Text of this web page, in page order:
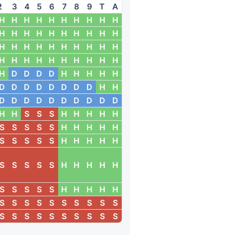
3 4 5 6 7 8 9 T
A
H H H H H H H H H
H
H H H H H H H H H
H
H H H H H H H H H
H
H H H H H H H H H
H
H D D D D H H H H
H
D D D D D D D D H
H
D D D D D D D D D
D
H H S S S H H H H
H
S S S S S H H H H
H
S S S S S H H H H
H
S S S S S H H H H H
S S S S S H H H H
H
S S S S S S S S S
S
S S S S S S S S S S